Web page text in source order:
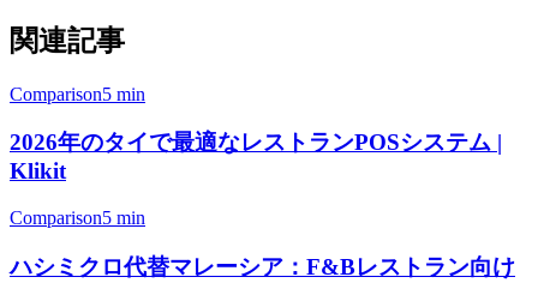
関連記事
Comparison5 min
2026年のタイで最適なレストランPOSシステム |
Klikit
Comparison5 min
ハシミクロ代替マレーシア：F&Bレストラン向け